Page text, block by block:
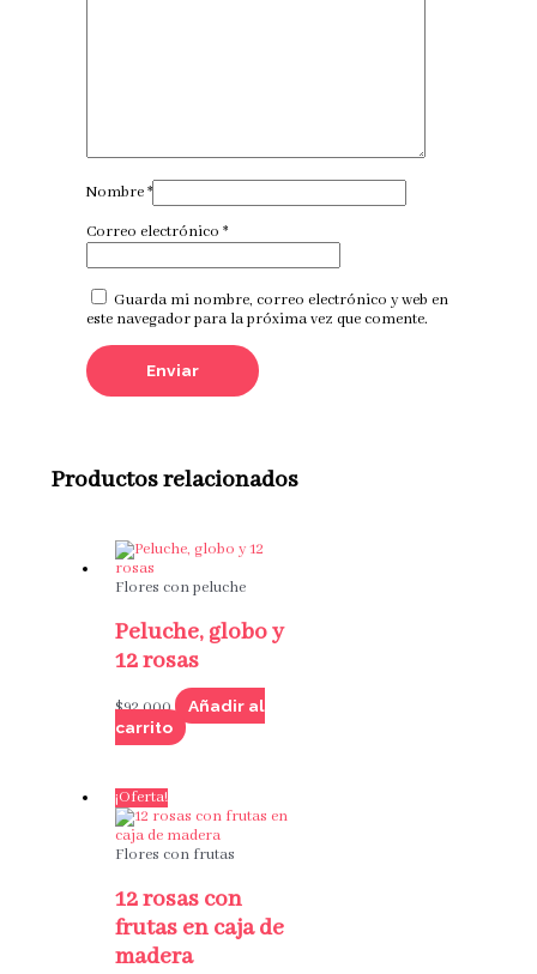
Nombre*
Correo electrónico *
Guarda mi nombre, correo electrónico y web en
este navegador para la próxima vez que comente.
Productos relacionados
Flores con peluche
Peluche, globo y
12 rosas
$92,000
Añadir al
carrito
¡Oferta!
Flores con frutas
12 rosas con
frutas en caja de
madera